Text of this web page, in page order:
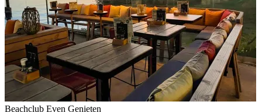
Beachclub Even Genieten